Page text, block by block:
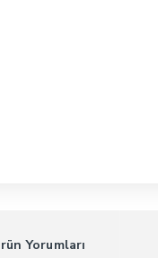
Yorumları